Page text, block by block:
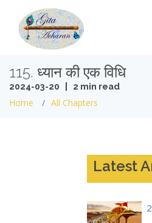
115. ध्यान की एक विधि
2024-03-20 | 2 min read
Home All Chapters
Latest